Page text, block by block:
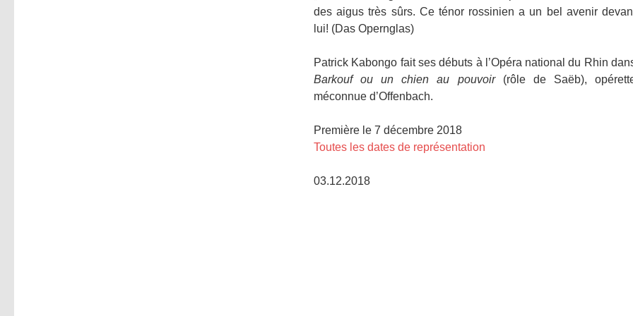
des aigus très sûrs. Ce ténor rossinien a un bel avenir
lui! (Das Opernglas)
Patrick Kabongo fait ses débuts à l’Opéra national du Rhin
Barkouf ou un chien au pouvoir(rôle de Saëb),
méconnue d’Offenbach.
Première le 7 décembre 2018
Toutes les dates de représentation
03.12.2018